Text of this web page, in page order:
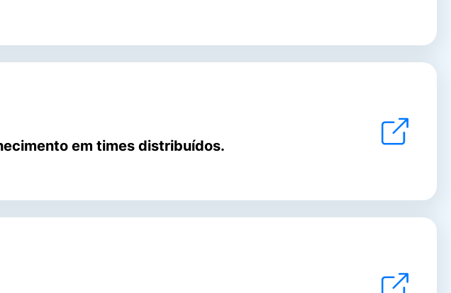
em times distribuídos.